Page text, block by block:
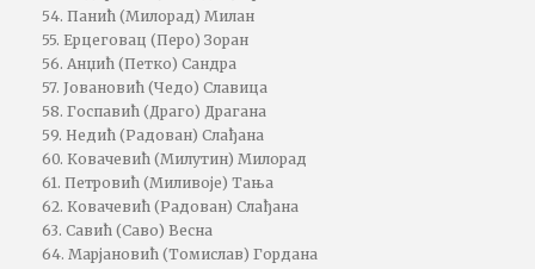
54. Панић (Милорад) Милан
55. Ерцеговац (Перо) Зоран
56. Анџић (Петко) Сандра
57. Јовановић (Чедо) Славица
58. Госпавић (Драго) Драгана
59. Недић (Радован) Слађана
60. Ковачевић (Милутин) Милорад
61. Петровић (Миливоје) Тања
62. Ковачевић (Радован) Слађана
63. Савић (Саво) Весна
64. Марјановић (Томислав) Гордана